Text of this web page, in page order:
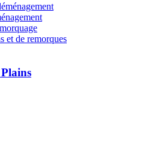
et de remorques